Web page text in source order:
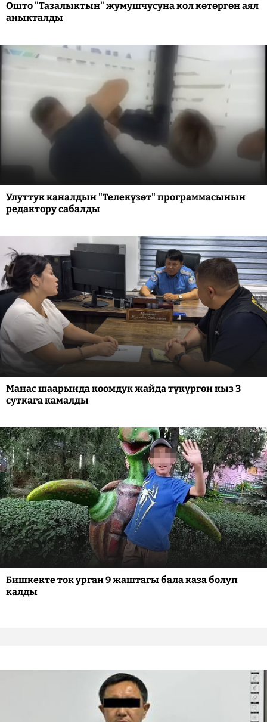
Ошто "Тазалыктын" жумушчусуна кол көтөргөн аял
аныкталды
Улуттук каналдын "Телекүзөт" программасынын
редактору сабалды
Манас шаарында коомдук жайда түкүргөн кыз 3
суткага камалды
Бишкекте ток урган 9 жаштагы бала каза болуп
калды